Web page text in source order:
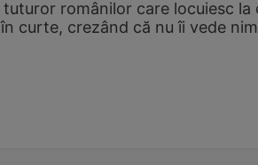
românilor care locuiesc la
curte, crezând că nu îi vede